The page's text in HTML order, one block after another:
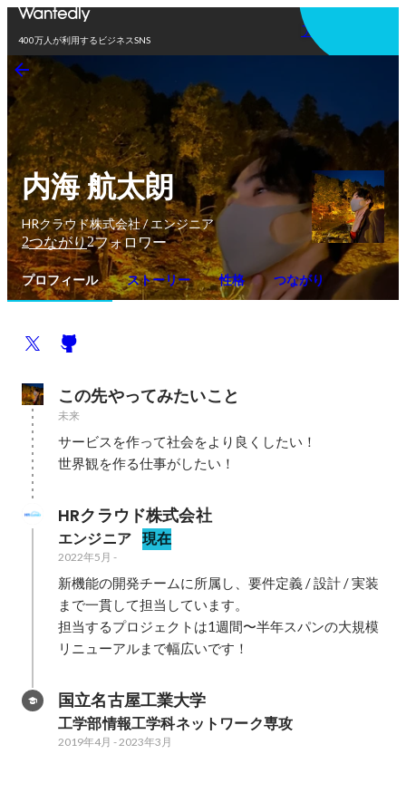
400万人が利用するビジネスSNS
アプリを使う
内海 航太朗
HRクラウド株式会社 / エンジニア
2つながり2フォロワー
プロフィール ストーリー 性格 つながり
この先やってみたいこと
未来
サービスを作って社会をより良くしたい！
世界観を作る仕事がしたい！
HRクラウド株式会社
エンジニア 現在
2022年5月 -
新機能の開発チームに所属し、要件定義 / 設計 / 実装
まで一貫して担当しています。
担当するプロジェクトは1週間〜半年スパンの大規模
リニューアルまで幅広いです！
国立名古屋工業大学
工学部情報工学科ネットワーク専攻
2019年4月 -2023年3月